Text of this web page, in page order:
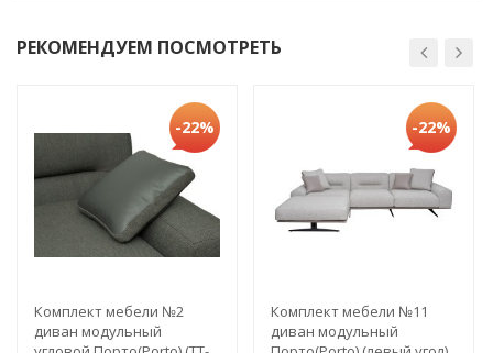
РЕКОМЕНДУЕМ ПОСМОТРЕТЬ
-22%
Комплект мебели №2
диван модульный
-22%
Комплект мебели №11
диван модульный